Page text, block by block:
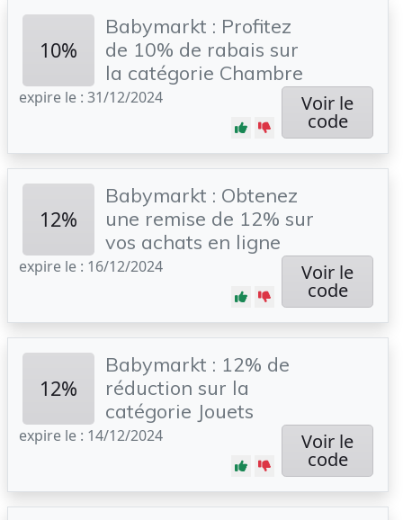
10%
Babymarkt : Profitez
de 10% de rabais sur
la catégorie Chambre
expire le : 31/12/2024 Voir le
code
12%
Babymarkt : Obtenez
une remise de 12% sur
vos achats en ligne
expire le : 16/12/2024 Voir le
code
12%
Babymarkt : 12% de
réduction sur la
catégorie Jouets
expire le : 14/12/2024 Voir le
code